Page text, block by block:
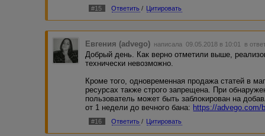
#15 Ответить / Цитировать
Евгения (advego) написала 09.05.2018 в 10:01 в
Добрый день. Как верно отметили выше,
технически невозможно.
Кроме того, одновременная продажа статей в
ресурсах также строго запрещена. При
пользователь может быть заблокирован на
от 1 недели до вечного бана: https://advego.com/
#16 Ответить / Цитировать